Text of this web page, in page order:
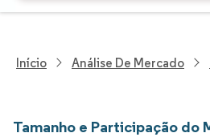
Início Análise De Mercado
Tamanho e Participação do